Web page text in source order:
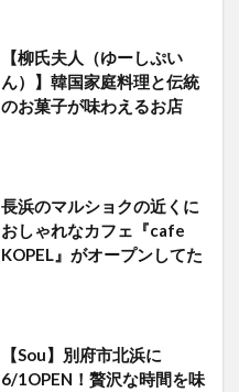
【柳氏夫人（ゆーしぷい
ん）】韓国家庭料理と伝統
のお菓子が味わえるお店
長浜のマルショクの近くに
おしゃれなカフェ『cafe
KOPEL』がオープンしてた
【Sou】別府市北浜に
6/1OPEN！贅沢な時間を味